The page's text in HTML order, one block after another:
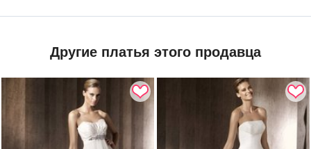
Другие платья этого продавца